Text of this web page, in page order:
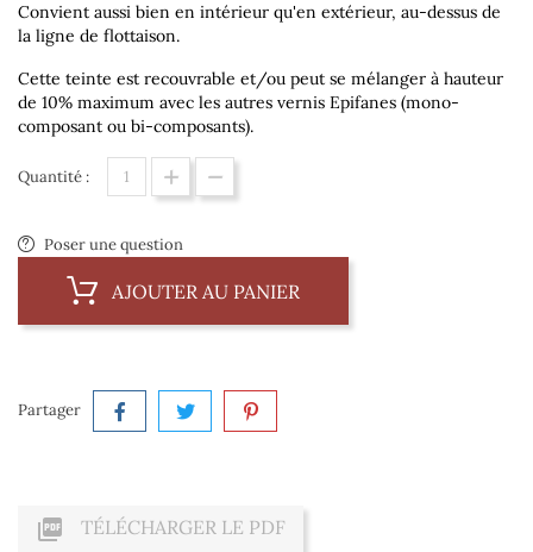
Convient aussi bien en intérieur qu'en extérieur, au-dessus de
la ligne de flottaison.
Cette teinte est recouvrable et/ou peut se mélanger à hauteur
de 10% maximum avec les autres vernis Epifanes (mono-
composant ou bi-composants).
Quantité :
Poser une question
AJOUTER AU PANIER
Partager
 TÉLÉCHARGER LE PDF